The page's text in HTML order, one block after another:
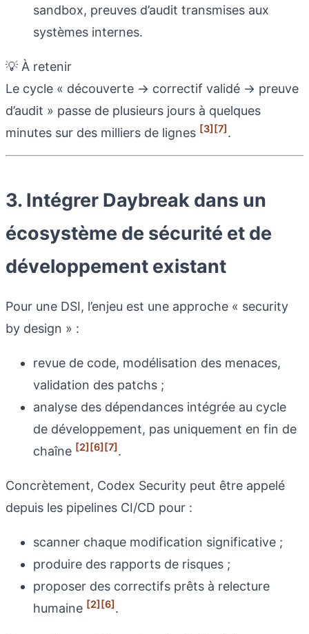
sandbox, preuves d’audit transmises aux
systèmes internes.
💡 À retenir
Le cycle « découverte → correctif validé → preuve
d’audit » passe de plusieurs jours à quelques
minutes sur des milliers de lignes [3][7].
3. Intégrer Daybreak dans un
écosystème de sécurité et de
développement existant
Pour une DSI, l’enjeu est une approche « security
by design » :
revue de code, modélisation des menaces,
validation des patchs ;
analyse des dépendances intégrée au cycle
de développement, pas uniquement en fin de
chaîne [2][6][7].
Concrètement, Codex Security peut être appelé
depuis les pipelines CI/CD pour :
scanner chaque modification significative ;
produire des rapports de risques ;
proposer des correctifs prêts à relecture
humaine [2][6].